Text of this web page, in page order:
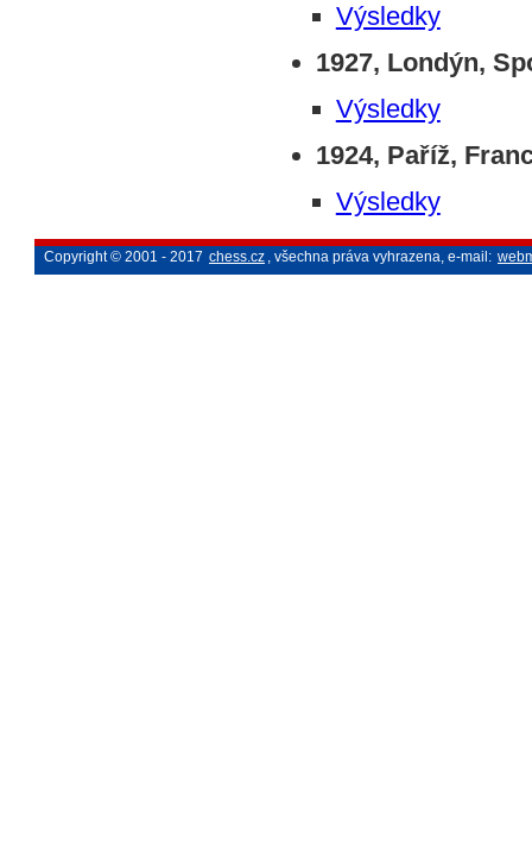
Výsledky
1927, Londýn,
Výsledky
1924, Paříž,
Výsledky
Copyright © 2001 - 2017 chess.cz , všechna práva vyhrazena, e-mail: